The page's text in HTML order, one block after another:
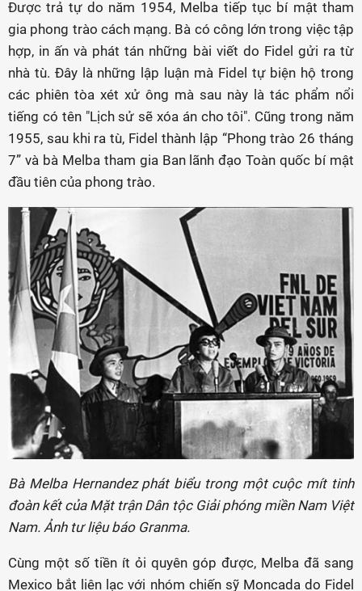
Được trả tự do năm 1954, Melba tiếp tục bí mật tham
gia phong trào cách mạng. Bà có công lớn trong việc tập
hợp, in ấn và phát tán những bài viết do Fidel gửi ra từ
nhà tù. Đây là những lập luận mà Fidel tự biện hộ trong
các phiên tòa xét xử ông mà sau này là tác phẩm nổi
tiếng có tên "Lịch sử sẽ xóa án cho tôi". Cũng trong năm
1955, sau khi ra tù, Fidel thành lập “Phong trào 26 tháng
7” và bà Melba tham gia Ban lãnh đạo Toàn quốc bí mật
đầu tiên của phong trào.
Bà Melba Hernandez phát biểu trong một cuộc mít tinh
đoàn kết của Mặt trận Dân tộc Giải phóng miền Nam Việt
Nam. Ảnh tư liệu báo Granma.
Cùng một số tiền ít ỏi quyên góp được, Melba đã sang
Mexico bắt liên lạc với nhóm chiến sỹ Moncada do Fidel